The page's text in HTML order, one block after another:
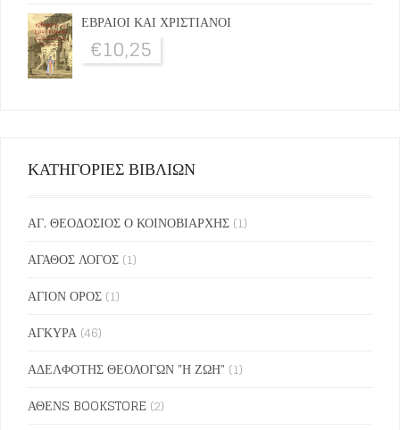
ΕΒΡΑΙΟΙ ΚΑΙ ΧΡΙΣΤΙΑΝΟΙ
€10,25
ΚΑΤΗΓΟΡΙΕΣ ΒΙΒΛΙΩΝ
ΑΓ. ΘΕΟΔΟΣΙΟΣ Ο ΚΟΙΝΟΒΙΑΡΧΗΣ (1)
ΑΓΑΘΟΣ ΛΟΓΟΣ (1)
ΑΓΙΟΝ ΟΡΟΣ (1)
ΑΓΚΥΡΑ (46)
ΑΔΕΛΦΟΤΗΣ ΘΕΟΛΟΓΩΝ "Η ΖΩΗ" (1)
ΑΘΕΝS BOOKSTORE (2)